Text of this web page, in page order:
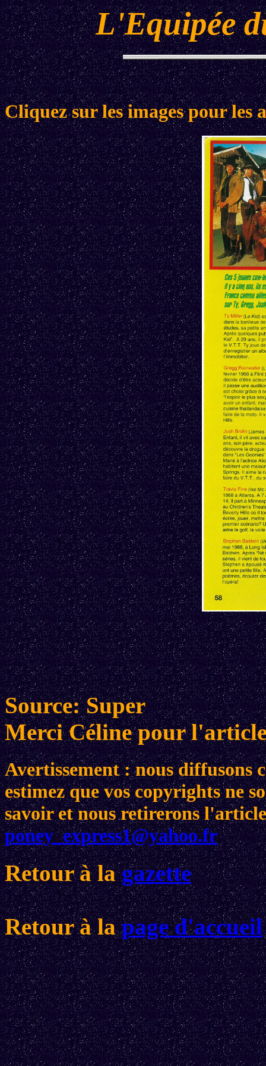
L'Equipée
Cliquez sur les images pour les
Source: Super
Merci Céline pour
Avertissement : nous
estimez que vos copyrights ne
savoir et nous retirerons
poney_express1@yahoo.fr
Retour à lagazette
Retour à lapage d'accueil